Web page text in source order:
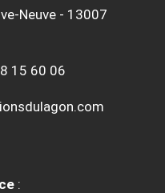
Neuve - 13007
15 60 06
: